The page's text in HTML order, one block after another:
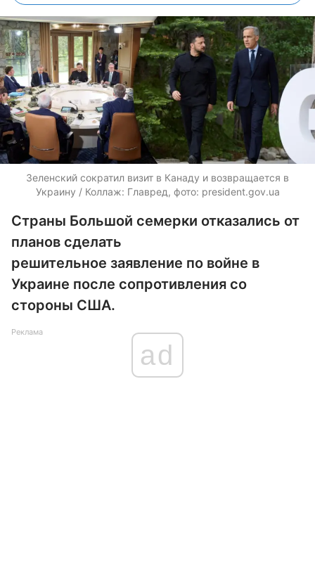
Зеленский сократил визит в Канаду и возвращается в
Украину / Коллаж: Главред, фото: president.gov.ua
Страны Большой семерки отказались от
планов сделать
решительное заявление по войне в
Украине после сопротивления со
стороны США.
Реклама
ad